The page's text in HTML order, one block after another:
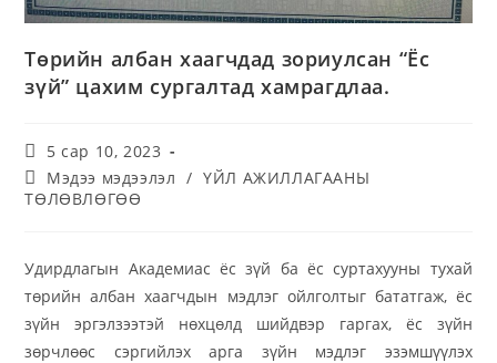
Төрийн албан хаагчдад зориулсан “Ёс
зүй” цахим сургалтад хамрагдлаа.
5 сар 10, 2023
Мэдээ мэдээлэл / ҮЙЛ АЖИЛЛАГААНЫ
ТӨЛӨВЛӨГӨӨ
Удирдлагын Академиас ёс зүй ба ёс суртахууны тухай
төрийн албан хаагчдын мэдлэг ойлголтыг бататгаж, ёс
зүйн эргэлзээтэй нөхцөлд шийдвэр гаргах, ёс зүйн
зөрчлөөс сэргийлэх арга зүйн мэдлэг эзэмшүүлэх